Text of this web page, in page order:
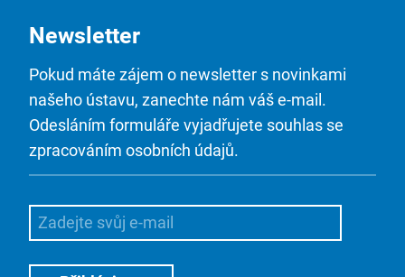
Newsletter
Pokud máte zájem o newsletter s novinkami
našeho ústavu, zanechte nám váš e-mail.
Odesláním formuláře vyjadřujete souhlas se
zpracováním osobních údajů.